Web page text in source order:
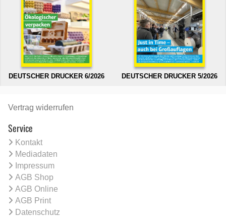
DEUTSCHER DRUCKER 6/2026 DEUTSCHER DRUCKER 5/2026
Vertrag widerrufen
Service
Kontakt
Mediadaten
Impressum
AGB Shop
AGB Online
AGB Print
Datenschutz